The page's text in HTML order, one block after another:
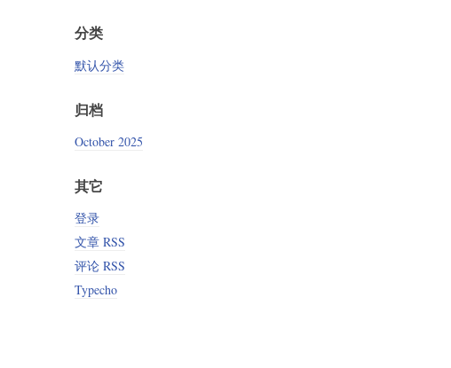
分类
默认分类
归档
October 2025
其它
登录
文章 RSS
评论 RSS
Typecho